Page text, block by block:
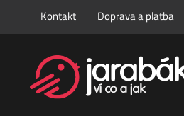
Kontakt Doprava a platba